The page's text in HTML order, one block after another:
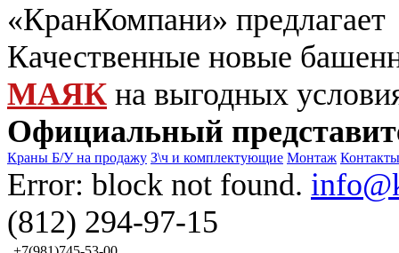
«КранКомпани» предлагает
Качественные новые
МАЯК на выгодных
Официальный
Краны Б/У на продажу З\ч и комплектующие Монтаж Контакты
Error: block not found.
(812) 294-97-15